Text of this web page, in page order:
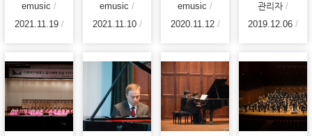
emusic
2021.11.19
emusic
2021.11.10
emusic
2020.11.12
관리자
2019.12.06